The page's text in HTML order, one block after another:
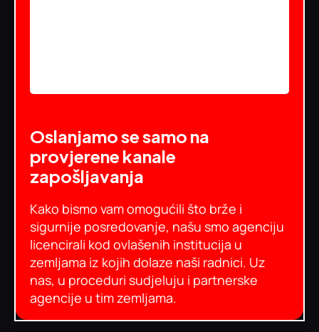
Oslanjamo se samo na
provjerene kanale
zapošljavanja
Kako bismo vam omogućili što brže i
sigurnije posredovanje, našu smo agenciju
licencirali kod ovlašenih institucija u
zemljama iz kojih dolaze naši radnici. Uz
nas, u proceduri sudjeluju i partnerske
agencije u tim zemljama.